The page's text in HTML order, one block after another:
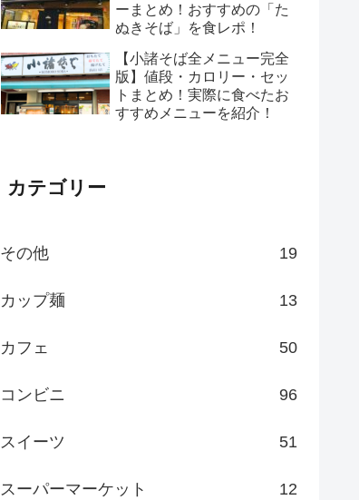
ーまとめ！おすすめの「た
ぬきそば」を食レポ！
【小諸そば全メニュー完全
版】値段・カロリー・セッ
トまとめ！実際に食べたお
すすめメニューを紹介！
カテゴリー
その他 19
カップ麺 13
カフェ 50
コンビニ 96
スイーツ 51
スーパーマーケット 12